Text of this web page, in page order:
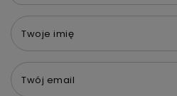
Twoje imię
Twój email